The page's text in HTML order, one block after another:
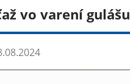
vo varení gulášu